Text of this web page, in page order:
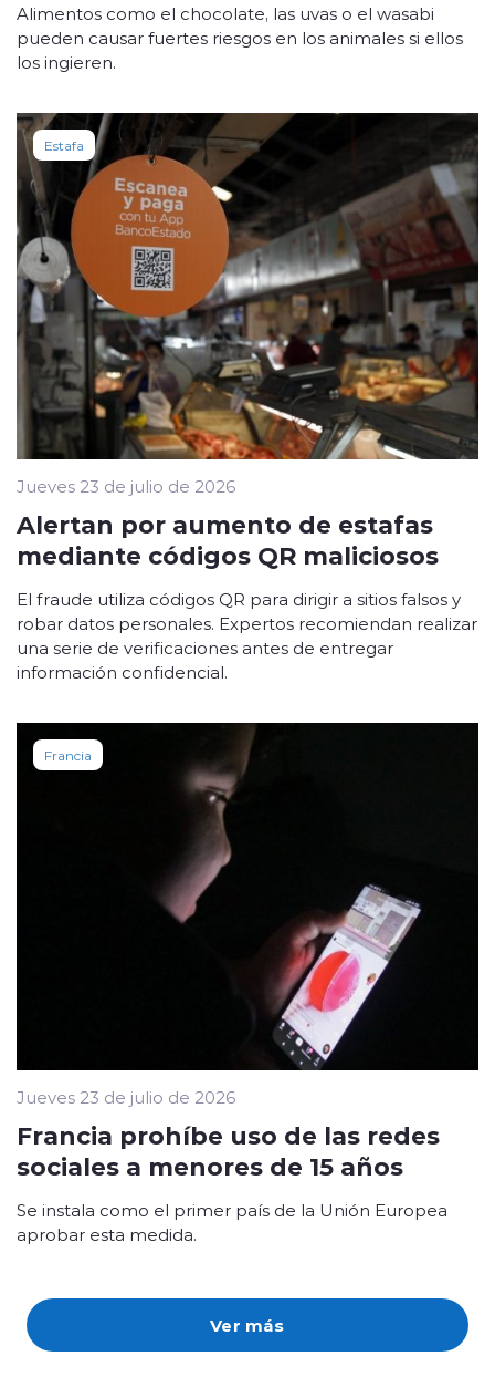
Ver más
Alimentos como el chocolate, las uvas o el wasabi
pueden causar fuertes riesgos en los animales si ellos
los ingieren.
Estafa
Jueves 23 de julio de 2026
Alertan por aumento de estafas
mediante códigos QR maliciosos
El fraude utiliza códigos QR para dirigir a sitios falsos y
robar datos personales. Expertos recomiendan realizar
una serie de verificaciones antes de entregar
información confidencial.
Francia
Jueves 23 de julio de 2026
Francia prohíbe uso de las redes
sociales a menores de 15 años
Se instala como el primer país de la Unión Europea
aprobar esta medida.